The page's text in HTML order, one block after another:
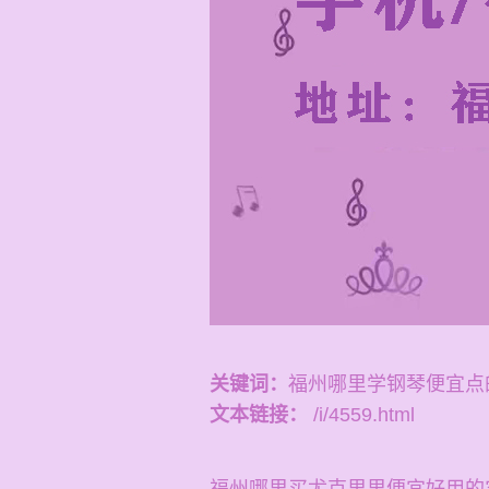
关键词： 福州哪里学钢琴便宜
文本链接：
/i/4559.html